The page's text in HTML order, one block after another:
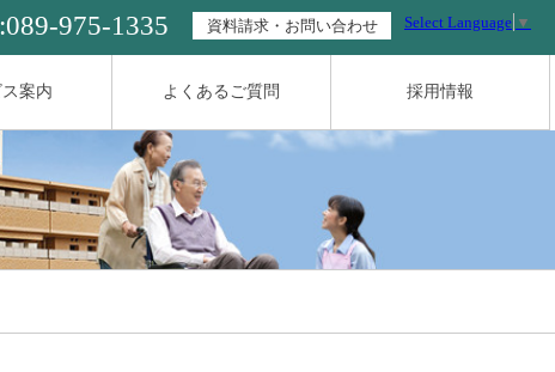
案内 よくあるご質問 採用情報
089-975-1335 資料請求・お問い合わせ Select Language ▼